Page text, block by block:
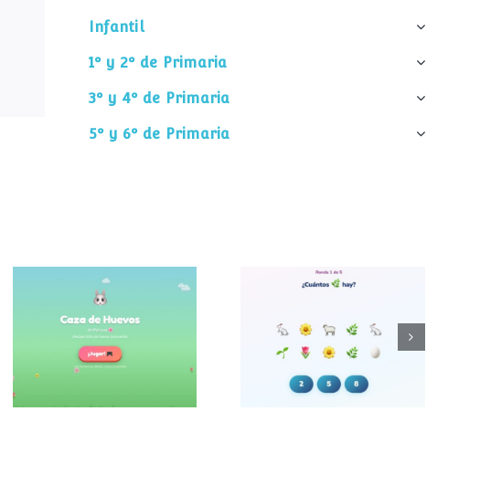
Infantil
1º y 2º de Primaria
3º y 4º de Primaria
5º y 6º de Primaria
Caza de huevos
¿Cuántos
elementos hay?